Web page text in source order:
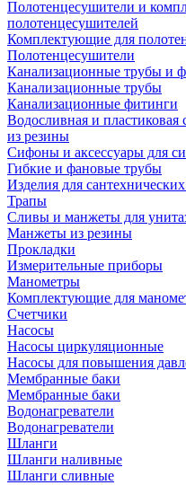
Полотенцесушители и
полотенцесушителей
Комплектующие для
Полотенцесушители
Канализационные трубы и
Канализационные трубы
Канализационные фитинги
Водосливная и пластиковая
из резины
Сифоны и аксессуары для
Гибкие и фановые трубы
Изделия для
Трапы
Сливы и манжеты для
Манжеты из резины
Прокладки
Измерительные приборы
Манометры
Комплектующие для
Счетчики
Насосы
Насосы циркуляционные
Насосы для повышения
Мембранные баки
Мембранные баки
Водонагреватели
Водонагреватели
Шланги
Шланги наливные
Шланги сливные